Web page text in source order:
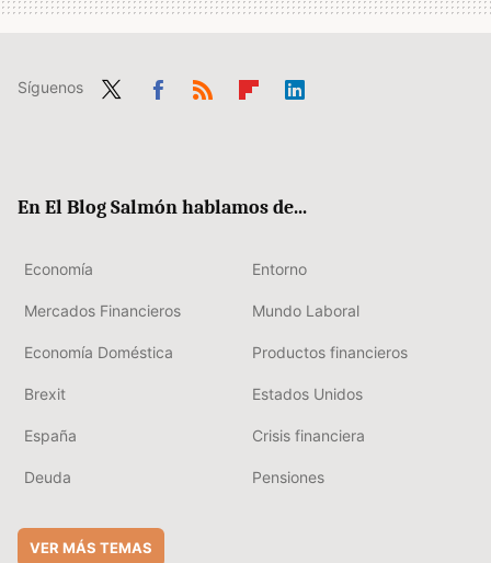
Síguenos
En El Blog Salmón hablamos de...
Economía Entorno
Mercados Financieros Mundo Laboral
Economía Doméstica Productos financieros
Brexit Estados Unidos
España Crisis financiera
Deuda Pensiones
VER MÁS TEMAS